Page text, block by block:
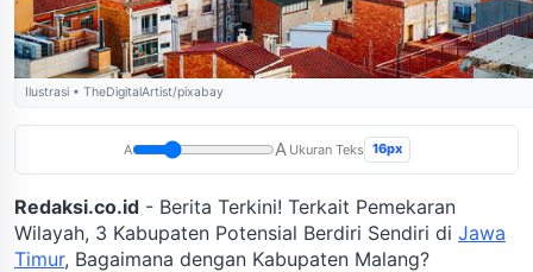
Ilustrasi • TheDigitalArtist/pixabay
A A Ukuran Teks 16px
Redaksi.co.id - Berita Terkini! Terkait Pemekaran
Wilayah, 3 Kabupaten Potensial Berdiri Sendiri di Jawa
Timur, Bagaimana dengan Kabupaten Malang?